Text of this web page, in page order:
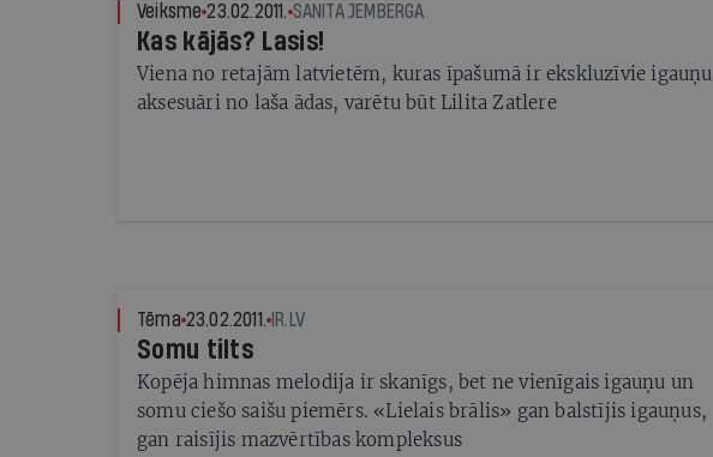
Veiksme 23.02.2011. SANITA JEMBERGA
Kas kājās? Lasis!
Viena no retajām latvietēm, kuras īpašumā ir ekskluzīvie igauņu
aksesuāri no laša ādas, varētu būt Lilita Zatlere
Tēma 23.02.2011. IR.LV
Somu tilts
Kopēja himnas melodija ir skanīgs, bet ne vienīgais igauņu un
somu ciešo saišu piemērs. «Lielais brālis» gan balstījis igauņus,
gan raisījis mazvērtības kompleksus